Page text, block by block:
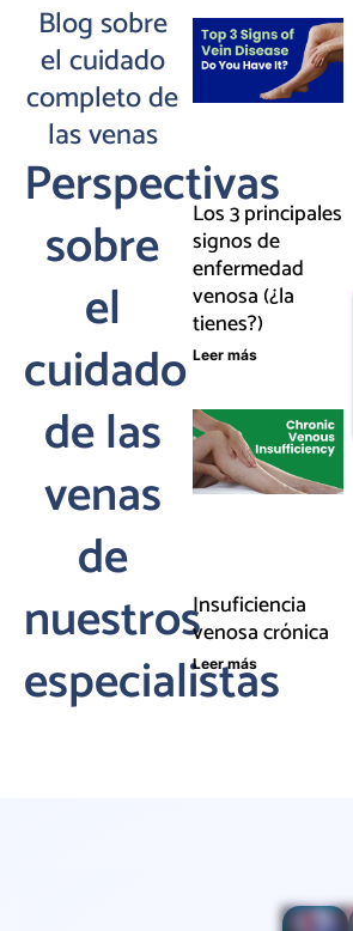
Blog sobre
el cuidado
completo de
las venas
Perspectivas
sobre
el
cuidado
de las
venas
de
nuestros
especialistas
Los 3 principales
signos de
enfermedad
venosa (¿la
tienes?)
Leer más
Insuficiencia
venosa crónica
Leer más